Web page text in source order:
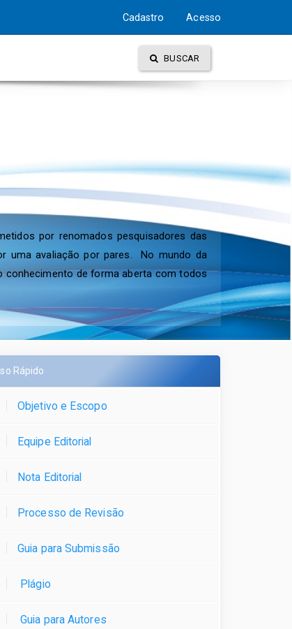
Cadastro Acesso
BUSCAR
por renomados pesquisadores das
uma avaliação por pares. No mundo da
conhecimento de forma aberta com todos
Rápido
Objetivo e Escopo
Equipe Editorial
Nota Editorial
Processo de Revisão
Guia para Submissão
Plágio
Guia para Autores